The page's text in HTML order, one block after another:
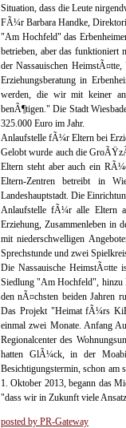
Situation, dass die Leute
FÃ¼r Barbara Handke,
"Am Hochfeld" das
betrieben, aber das funktioniert
der Nassauischen
Erziehungsberatung in
werden, die wir mit keiner
benÃ¶tigen." Die Stadt
325.000 Euro im Jahr.
Anlaufstelle fÃ¼r Eltern bei
Gelobt wurde auch die
Eltern steht aber auch ein
Eltern-Zentren betreibt in
Landeshauptstadt. Die
Anlaufstelle fÃ¼r alle Eltern
Erziehung, Zusammenleben in
mit niederschwelligen
Sprechstunde und zwei
Die Nassauische HeimstÃ¤tte
Siedlung "Am Hochfeld", hinzu
den nÃ¤chsten beiden Jahren
Das Projekt "Heimat fÃ¼rs
einmal zwei Monate. Anfang
Regionalcenter des
hatten GlÃ¼ck, in der
Besichtigungstermin, schon am
1. Oktober 2013, begann das
"dass wir in Zukunft viele
posted by PR-Gateway